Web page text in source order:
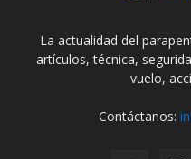
La actualidad del
artículos, técnica,
vuelo,
Contáctanos: